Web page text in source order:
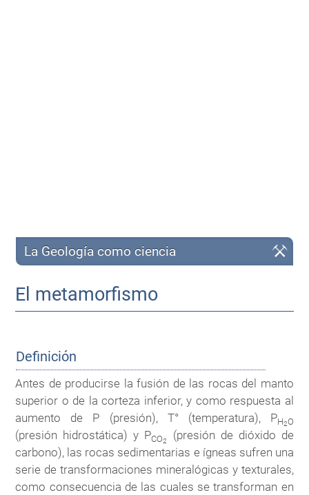
La Geología como ciencia
El metamorfismo
Definición
Antes de producirse la fusión de las rocas del manto
superior o de la corteza inferior, y como respuesta al
aumento de P (presión), T° (temperatura), PH2O
(presión hidrostática) y PCO2
(presión de dióxido de
carbono), las rocas sedimentarias e ígneas sufren una
serie de transformaciones mineralógicas y texturales,
como consecuencia de las cuales se transforman en